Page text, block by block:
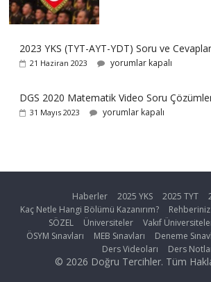
2023 YKS (TYT-AYT-YDT) Soru ve
21 Haziran 2023 yorumlar kapalı
DGS 2020 Matematik Video Soru
31 Mayıs 2023 yorumlar kapalı
Haberler 2025 YKS 2025 TYT
Kaç Netle Hangi Bölümü Kazanırım?
Rehberiniz
SÖZEL
Üniversiteler Vakıf
ÖSYM Sınavları
MEB Sınavları Deneme
Ders Videoları
Ders
© 2026 Doğru Tercihler. Tüm